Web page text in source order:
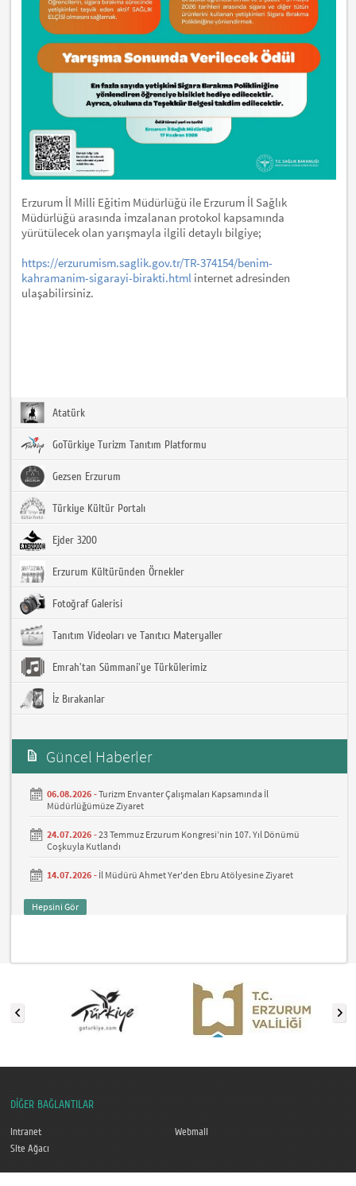
Erzurum İl Milli Eğitim Müdürlüğü ile Erzurum İl Sağlık
Müdürlüğü arasında imzalanan protokol kapsamında
yürütülecek olan yarışmayla ilgili detaylı bilgiye;
https://erzurumism.saglik.gov.tr/TR-374154/benim-
kahramanim-sigarayi-birakti.html internet adresinden
ulaşabilirsiniz.
Atatürk
GoTürkiye Turizm Tanıtım Platformu
Gezsen Erzurum
Türkiye Kültür Portalı
Ejder 3200
Erzurum Kültüründen Örnekler
Fotoğraf Galerisi
Tanıtım Videoları ve Tanıtıcı Materyaller
Emrah'tan Sümmani'ye Türkülerimiz
İz Bırakanlar
Güncel Haberler
06.08.2026 -Turizm Envanter Çalışmaları Kapsamında İl
Müdürlüğümüze Ziyaret
24.07.2026 -23 Temmuz Erzurum Kongresi’nin 107. Yıl Dönümü
Coşkuyla Kutlandı
14.07.2026 - İl Müdürü Ahmet Yer'den Ebru Atölyesine Ziyaret
Hepsini Gör
DİĞER BAĞLANTILAR
Intranet
Webmail
Site Ağacı